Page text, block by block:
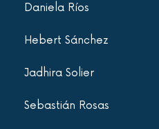
Daniela Ríos
Hebert Sánchez
Jadhira Solier
Sebastián Rosas